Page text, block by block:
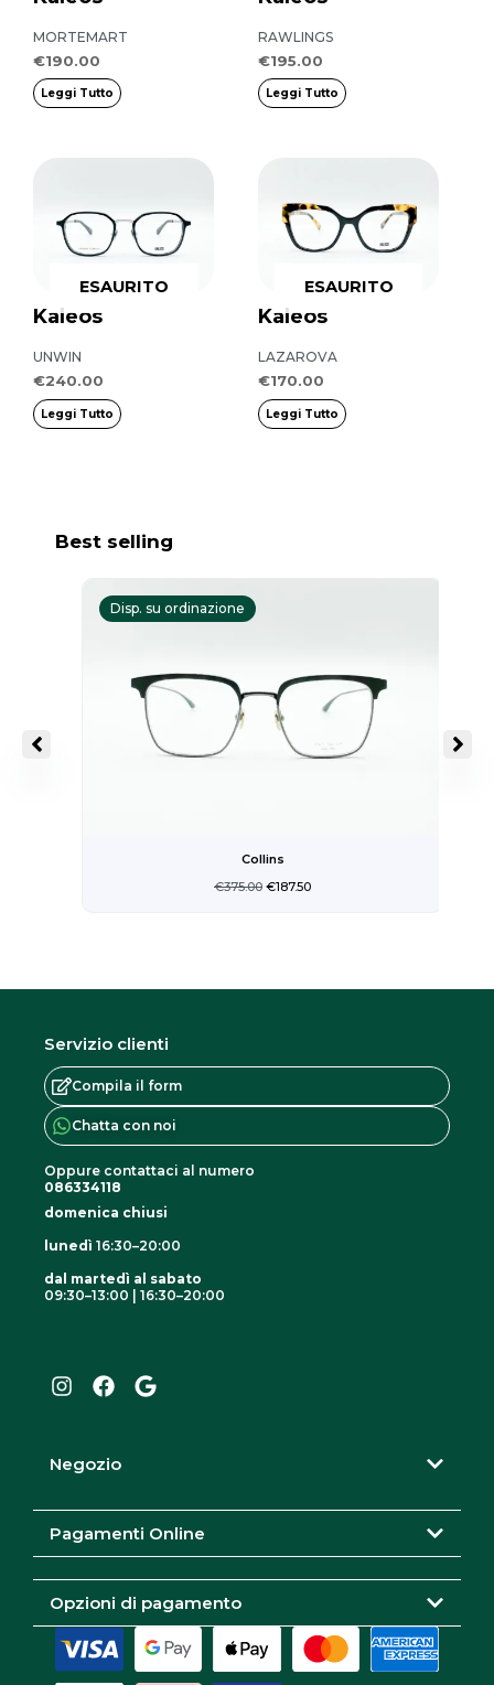
MORTEMART
€190.00
Leggi Tutto
RAWLINGS
€195.00
Leggi Tutto
Kaleos
ESAURITO
UNWIN
€240.00
Leggi Tutto
Kaleos
ESAURITO
LAZAROVA
€170.00
Leggi Tutto
Best selling
Disp. su ordinazione
Collins
375.00
originale
€187.50
Servizio clienti
Compila il form
Chatta con noi
Oppure contattaci al numero
086334118
domenica chiusi
lunedì 16:30–20:00
dal martedì al sabato
09:30–13:00 | 16:30–20:00
t
r
a
e
o
k
g
Negozio
Pagamenti Online
Opzioni di pagamento